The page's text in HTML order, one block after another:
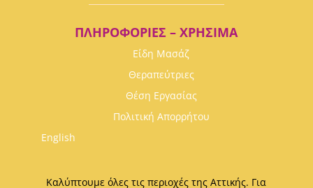
ΠΛΗΡΟΦΟΡΊΕΣ – ΧΡΉΣΙΜΑ
Είδη Μασάζ
Θεραπεύτριες
Θέση Εργασίας
Πολιτική Απορρήτου
English
Καλύπτουμε όλες τις περιοχές της Αττικής. Για